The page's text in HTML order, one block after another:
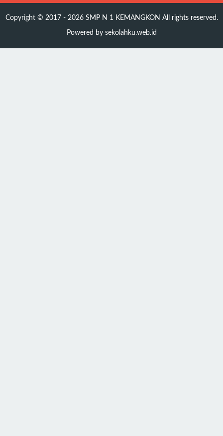
Copyright © 2017 - 2026SMP N 1 KEMANGKON All rights reserved.
Powered by sekolahku.web.id